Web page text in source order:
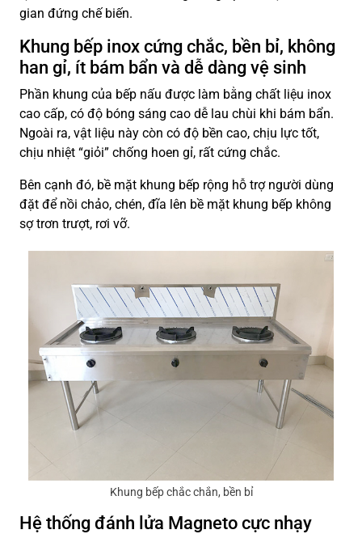
gian đứng chế biến.
Khung bếp inox cứng chắc, bền bỉ, không
han gỉ, ít bám bẩn và dễ dàng vệ sinh
Phần khung của bếp nấu được làm bằng chất liệu inox
cao cấp, có độ bóng sáng cao dễ lau chùi khi bám bẩn.
Ngoài ra, vật liệu này còn có độ bền cao, chịu lực tốt,
chịu nhiệt “giỏi” chống hoen gỉ, rất cứng chắc.
Bên cạnh đó, bề mặt khung bếp rộng hỗ trợ người dùng
đặt để nồi chảo, chén, đĩa lên bề mặt khung bếp không
sợ trơn trượt, rơi vỡ.
Khung bếp chắc chắn, bền bỉ
Hệ thống đánh lửa Magneto cực nhạy